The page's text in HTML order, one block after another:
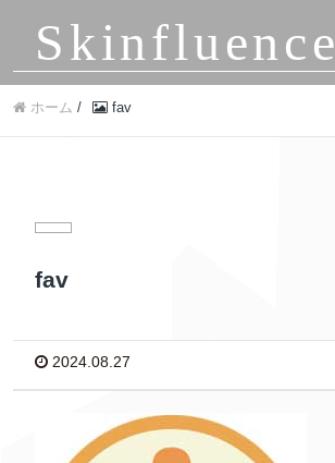
Skinfluence
ホーム / fav
fav
2024.08.27